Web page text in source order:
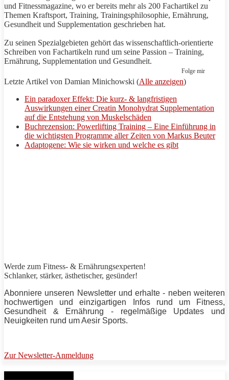
und Fitnessmagazine, wo er bereits mehr als 200 Fachartikel zu
Themen Kraftsport, Training, Trainingsphilosophie, Ernährung,
Gesundheit und Supplementation geschrieben hat.
Zu seinen Spezialgebieten gehört das wissenschaftlich-orientierte
Schreiben von Fachartikeln rund um seine Passion – Training,
Ernährung, Supplementation und Gesundheit.
Folge mir
Letzte Artikel von Damian Minichowski (Alle anzeigen)
Ein paradoxer Effekt: Die kurz- & langfristigen
Auswirkungen einer Creatin Monohydrat Supplementation
auf die Entstehung von Muskelschäden
Buchrezension: Powerlifting Training – Eine Einführung in
die wichtigsten Programme aller Zeiten von Markus Beuter
Adaptogene: Wie sie wirken und welche es gibt
Werde zum Fitness- & Ernährungsexperten!
Schlanker, stärker, ästhetischer, gesünder!
Abonniere unseren Newsletter und erhalte - neben weiteren
hochwertigen und einzigartigen Infos rund um Fitness,
Gesundheit & Ernährung - regelmäßige Updates und
Neuigkeiten rund umAesir Sports.
Zur Newsletter-Anmeldung